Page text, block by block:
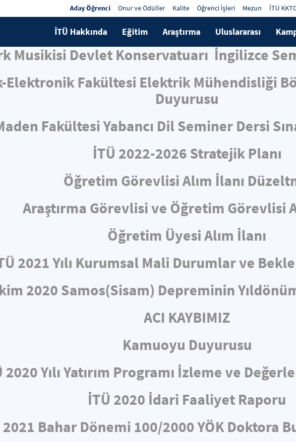
Aday Öğrenci Onur ve Ödüller Kalite Öğrenci İşleri Mezun İTÜ
İTÜ Hakkında Eğitim Araştırma Uluslararası
Musikisi Devlet Konservatuarı İngilizce
Elektronik Fakültesi Elektrik Mühendisliği
Duyurusu
Fakültesi Yabancı Dil Seminer Dersi
İTÜ 2022-2026 Stratejik Planı
Öğretim Görevlisi Alım İlanı
Araştırma Görevlisi ve Öğretim Görevlisi
Öğretim Üyesi Alım İlanı
2021 Yılı Kurumsal Mali Durumlar ve
2020 Samos(Sisam) Depreminin
ACI KAYBIMIZ
Kamuoyu Duyurusu
2020 Yılı Yatırım Programı İzleme ve
İTÜ 2020 İdari Faaliyet Raporu
2021 Bahar Dönemi 100/2000 YÖK Doktora